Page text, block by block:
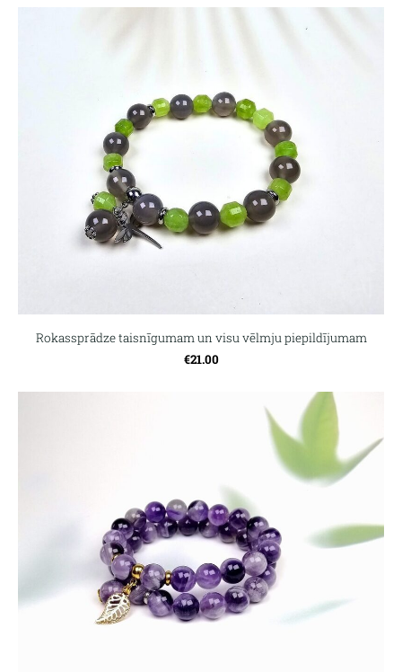
Rokassprādze taisnīgumam un visu vēlmju piepildījumam
€21.00